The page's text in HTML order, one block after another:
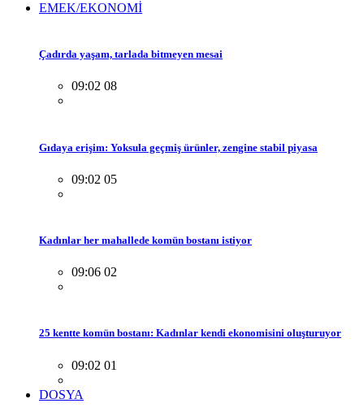
EMEK/EKONOMİ
Çadırda yaşam, tarlada bitmeyen mesai
09:02 08
Gıdaya erişim: Yoksula geçmiş ürünler, zengine stabil piyasa
09:02 05
Kadınlar her mahallede komün bostanı istiyor
09:06 02
25 kentte komün bostanı: Kadınlar kendi ekonomisini oluşturuyor
09:02 01
DOSYA